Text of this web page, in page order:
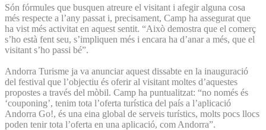
Són fórmules que busquen atreure el visitant i afegir alguna cosa
més respecte a l’any passat i, precisament, Camp ha assegurat que
ha vist més activitat en aquest sentit. “Això demostra que el comerç
s’ho està fent seu, s’impliquen més i encara ha d’anar a més, que el
visitant s’ho passi bé”.
Andorra Turisme ja va anunciar aquest dissabte en la inauguració
del festival que l’objectiu és oferir al visitant moltes d’aquestes
propostes a través del mòbil. Camp ha puntualitzat: “no només és
‘couponing’, tenim tota l’oferta turística del país a l’aplicació
Andorra Go!, és una eina global de serveis turístics, molts pocs llocs
poden tenir tota l’oferta en una aplicació, com Andorra”.